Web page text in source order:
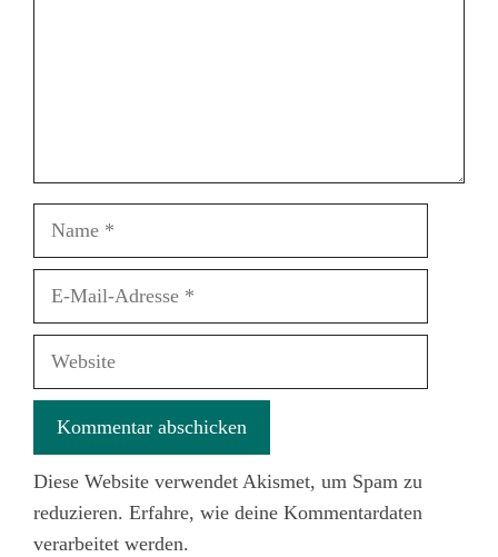
Name
Website
Diese Website verwendet Akismet, um Spam zu
reduzieren. Erfahre, wie deine Kommentardaten
verarbeitet werden.